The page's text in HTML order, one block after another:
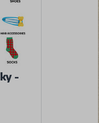
-